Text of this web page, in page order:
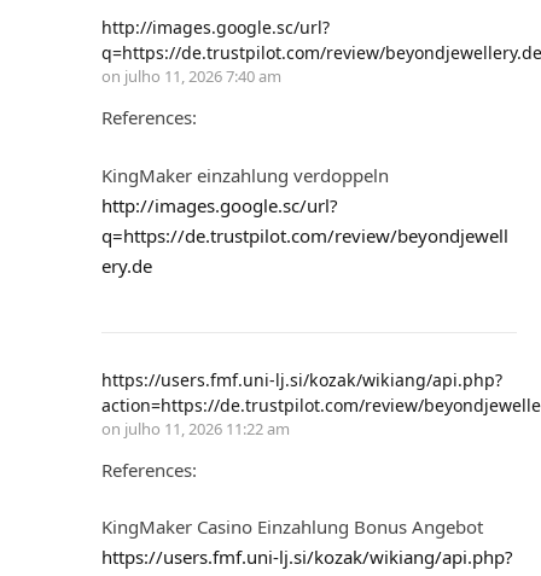
http://images.google.sc/url?
q=https://de.trustpilot.com/review/beyondjewellery.de
on julho 11, 2026 7:40 am
References:
KingMaker einzahlung verdoppeln
http://images.google.sc/url?
q=https://de.trustpilot.com/review/beyondjewell
ery.de
https://users.fmf.uni-lj.si/kozak/wikiang/api.php?
action=https://de.trustpilot.com/review/
on julho 11, 2026 11:22 am
References:
KingMaker Casino Einzahlung Bonus Angebot
https://users.fmf.uni-lj.si/kozak/wikiang/api.php?